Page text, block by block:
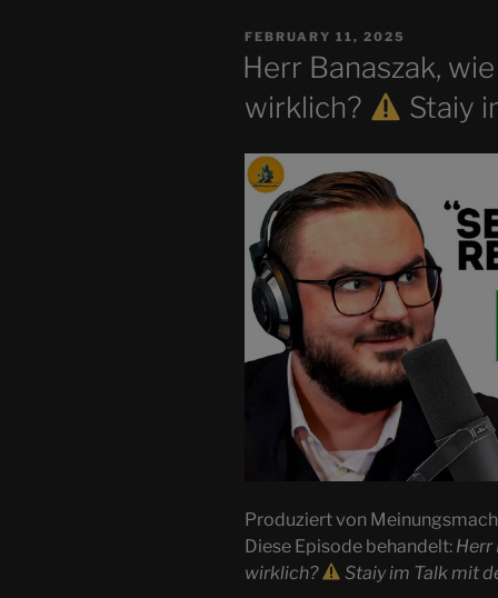
POSTED
ON
FEBRUARY 11, 2025
Herr Banaszak,
wirklich?
Staiy
Produziert von
Diese Episode behandelt: Herr
wirklich?
Staiy im Talk mit